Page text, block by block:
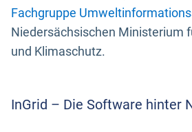
Fachgruppe
Niedersächsischen Ministerium
und Klimaschutz.
InGrid – Die Software hinter